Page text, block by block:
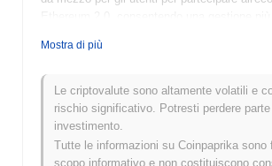
Index (dsETH)?
Il Diversified Staked ETH Index (dsETH) è
come uno strumento finanziario unico volto
agli asset Ethereum staked. Sviluppato da
appassionati di blockchain, dsETH aggrega
Mostra di più
Le criptovalute sono altamente volatili e
rischio significativo. Potresti perdere
investimento.
Tutte le informazioni su Coinpaprika sono
scopo informativo e non costituiscono